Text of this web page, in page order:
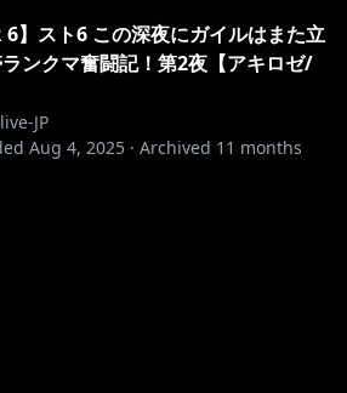
6】スト6 この深夜にガイルはまた立
ンクマ奮闘記！第2夜【アキロゼ/
JP
Aug 4, 2025 · Archived 11 months